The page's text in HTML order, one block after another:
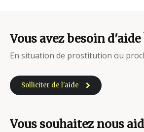
Vous avez besoin d'aide
En situation de prostitution ou
Solliciter de l'aide
Vous souhaitez nous